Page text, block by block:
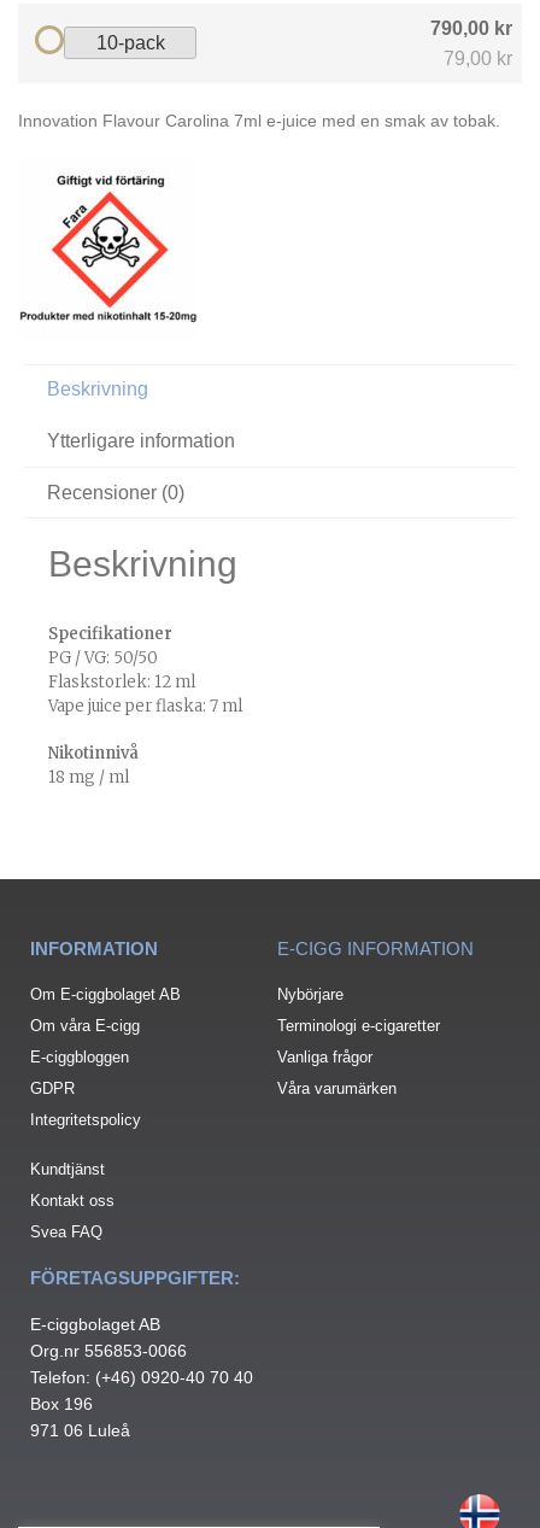
10-pack
790,00 kr
79,00 kr
Innovation Flavour Carolina 7ml e-juice med en smak av tobak.
Beskrivning
Ytterligare information
Recensioner (0)
Beskrivning
Specifikationer
PG / VG: 50/50
Flaskstorlek: 12 ml
Vape juice per flaska: 7 ml
Nikotinnivå
18 mg / ml
INFORMATION
Om E-ciggbolaget AB
Om våra E-cigg
E-ciggbloggen
GDPR
Integritetspolicy
Kundtjänst
Kontakt oss
Svea FAQ
E-CIGG INFORMATION
Nybörjare
Terminologi e-cigaretter
Vanliga frågor
Våra varumärken
FÖRETAGSUPPGIFTER:
E-ciggbolaget AB
Org.nr 556853-0066
Telefon: (+46) 0920-40 70 40
Box 196
971 06 Luleå